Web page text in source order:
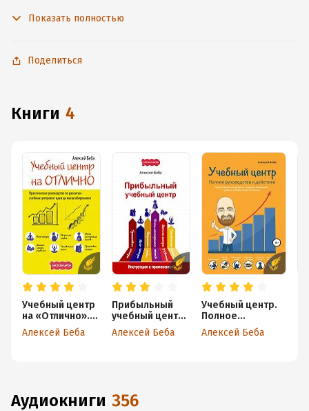
iOS или Android, чтобы не расставаться с любимыми
Показать полностью
Поделиться
книги 4
Учебный центр
на «Отлично».
Руководство по
развитию
Алексей Беба
Прибыльный
учебный центр.
Инструкция к
применению
Алексей Беба
Учебный центр.
Полное
руководство к
действию
Алексей Беба
аудиокниги 356